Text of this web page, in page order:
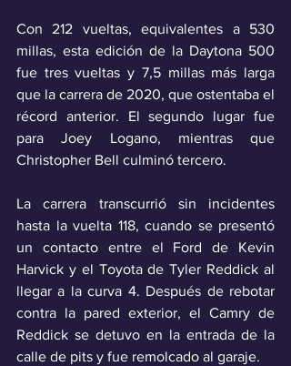
Con 212 vueltas, equivalentes a 530
millas, esta edición de la Daytona 500
fue tres vueltas y 7,5 millas más larga
que la carrera de 2020, que ostentaba el
récord anterior. El segundo lugar fue
para Joey Logano, mientras que
Christopher Bell culminó tercero.
La carrera transcurrió sin incidentes
hasta la vuelta 118, cuando se presentó
un contacto entre el Ford de Kevin
Harvick y el Toyota de Tyler Reddick al
llegar a la curva 4. Después de rebotar
contra la pared exterior, el Camry de
Reddick se detuvo en la entrada de la
calle de pits y fue remolcado al garaje.